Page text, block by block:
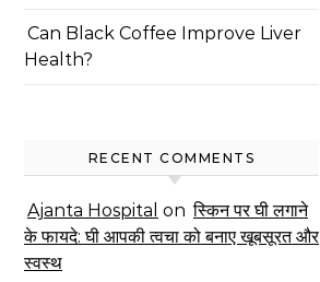
Can Black Coffee Improve Liver
Health?
RECENT COMMENTS
Ajanta Hospital on स्किन पर घी लगाने
के फायदे: घी आपकी त्वचा को बनाए खूबसूरत और
स्वस्थ